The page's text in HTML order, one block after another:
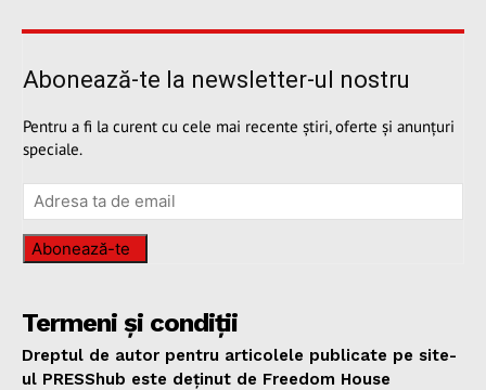
Abonează-te la newsletter-ul nostru
Pentru a fi la curent cu cele mai recente știri, oferte și anunțuri
speciale.
Abonează-te
Termeni și condiții
Dreptul de autor pentru articolele publicate pe site-
ul PRESShub este deținut de Freedom House